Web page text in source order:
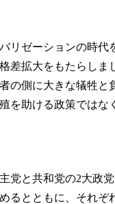
リゼーションの時代
差拡大をもたらしま
の側に大きな犠牲と
を助ける政策ではな
党と共和党の2大政
るとともに、それぞ